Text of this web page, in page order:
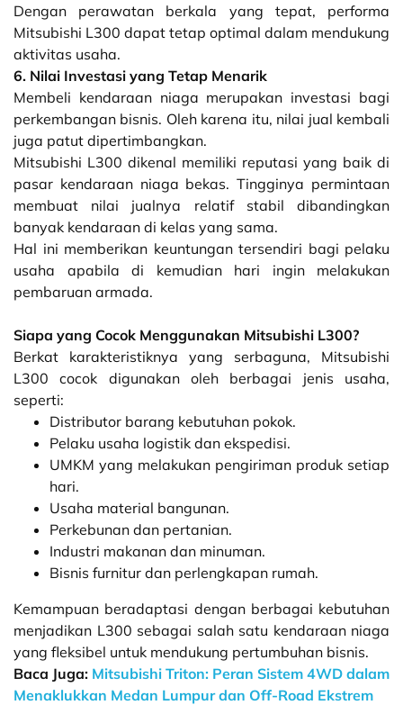
Dengan perawatan berkala yang tepat, performa
Mitsubishi L300 dapat tetap optimal dalam mendukung
aktivitas usaha.
6. Nilai Investasi yang Tetap Menarik
Membeli kendaraan niaga merupakan investasi bagi
perkembangan bisnis. Oleh karena itu, nilai jual kembali
juga patut dipertimbangkan.
Mitsubishi L300 dikenal memiliki reputasi yang baik di
pasar kendaraan niaga bekas. Tingginya permintaan
membuat nilai jualnya relatif stabil dibandingkan
banyak kendaraan di kelas yang sama.
Hal ini memberikan keuntungan tersendiri bagi pelaku
usaha apabila di kemudian hari ingin melakukan
pembaruan armada.
Siapa yang Cocok Menggunakan Mitsubishi L300?
Berkat karakteristiknya yang serbaguna, Mitsubishi
L300 cocok digunakan oleh berbagai jenis usaha,
seperti:
Distributor barang kebutuhan pokok.
Pelaku usaha logistik dan ekspedisi.
UMKM yang melakukan pengiriman produk setiap
hari.
Usaha material bangunan.
Perkebunan dan pertanian.
Industri makanan dan minuman.
Bisnis furnitur dan perlengkapan rumah.
Kemampuan beradaptasi dengan berbagai kebutuhan
menjadikan L300 sebagai salah satu kendaraan niaga
yang fleksibel untuk mendukung pertumbuhan bisnis.
Baca Juga: Mitsubishi Triton: Peran Sistem 4WD dalam
Menaklukkan Medan Lumpur dan Off-Road Ekstrem